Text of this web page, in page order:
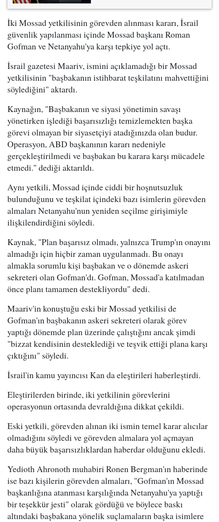
İki Mossad yetkilisinin görevden alınması kararı, İsrail
güvenlik yapılanması içinde Mossad başkanı Roman
Gofman ve Netanyahu'ya karşı tepkiye yol açtı.
İsrail gazetesi Maariv, ismini açıklamadığı bir Mossad
yetkilisinin "başbakanın istihbarat teşkilatını mahvettiğini
söylediğini" aktardı.
Kaynağın, "Başbakanın ve siyasi yönetimin savaşı
yönetirken işlediği başarısızlığı temizlemekten başka
görevi olmayan bir siyasetçiyi atadığınızda olan budur.
Operasyon, ABD başkanının kararı nedeniyle
gerçekleştirilmedi ve başbakan bu karara karşı mücadele
etmedi." dediği aktarıldı.
Aynı yetkili, Mossad içinde ciddi bir hoşnutsuzluk
bulunduğunu ve teşkilat içindeki bazı isimlerin görevden
almaları Netanyahu'nun yeniden seçilme girişimiyle
ilişkilendirdiğini söyledi.
Kaynak, "Plan başarısız olmadı, yalnızca Trump'ın onayını
almadığı için hiçbir zaman uygulanmadı. Bu onayı
almakla sorumlu kişi başbakan ve o dönemde askeri
sekreteri olan Gofman'dı. Gofman, Mossad'a katılmadan
önce planı tamamen destekliyordu" dedi.
Maariv'in konuştuğu eski bir Mossad yetkilisi de
Gofman'ın başbakanın askeri sekreteri olarak görev
yaptığı dönemde plan üzerinde çalıştığını ancak şimdi
"bizzat kendisinin desteklediği ve teşvik ettiği plana karşı
çıktığını" söyledi.
İsrail'in kamu yayıncısı Kan da eleştirileri haberleştirdi.
Eleştirilerden birinde, iki yetkilinin görevlerini
operasyonun ortasında devraldığına dikkat çekildi.
Eski yetkili, görevden alınan iki ismin temel karar alıcılar
olmadığını söyledi ve görevden almalara yol açmayan
daha büyük başarısızlıklardan haberdar olduğunu ekledi.
Yedioth Ahronoth muhabiri Ronen Bergman'ın haberinde
ise bazı kişilerin görevden almaları, "Gofman'ın Mossad
başkanlığına atanması karşılığında Netanyahu'ya yaptığı
bir teşekkür jesti" olarak gördüğü ve böylece baskı
altındaki başbakana yönelik suçlamaların başka isimlere